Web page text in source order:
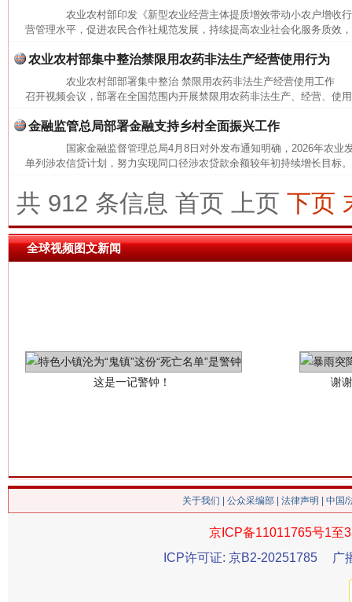
农业农村部印发《新型农业经营主体提质增效带动小农户增收
营管理水平，促进农民合作社规范发展，持续提高农业社会化服务质效
农业农村部集中整治禁限用农药非法生产经营使用行为
农业农村部部署集中整治 禁限用农药非法生产经营使用工作
召开视频会议，部署在全国范围内开展禁限用农药非法生产、经营、使
金融监管总局部署金融支持乡村全面振兴工作
国家金融监督管理总局4月8日对外发布通知明确，2026年农业
单列涉农信贷计划，努力实现同口径涉农贷款余额较年初持续增长目
共 912 条信息 首页 上页 下页
全球视频图文新闻
今
关于我们 公众采编部 法律声明 | 中国
京ICP备11011765号1至
ICP许可证: 京B2-20251785
广